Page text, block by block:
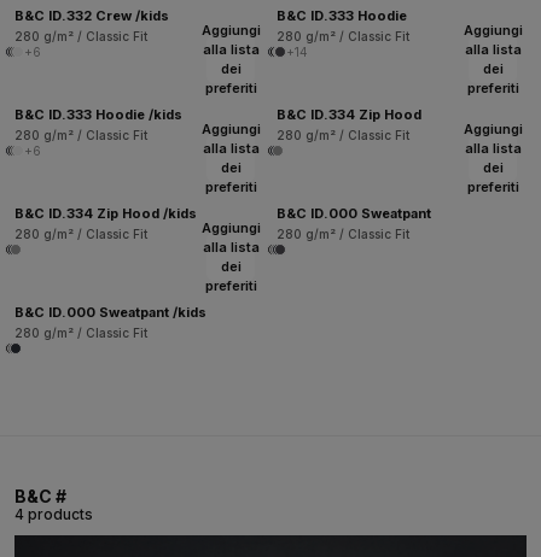
B&C ID.332 Crew /kids
280 g/m² / Classic Fit
+6
B&C ID.333 Hoodie
280 g/m² / Classic Fit
+14
Aggiungi
alla lista
dei
preferiti
B&C ID.333 Hoodie /kids
280 g/m² / Classic Fit
+6
Aggiungi
alla lista
dei
preferiti
B&C ID.334 Zip Hood
280 g/m² / Classic Fit
Aggiungi
alla lista
dei
preferiti
B&C ID.334 Zip Hood /kids
280 g/m² / Classic Fit
Aggiungi
alla lista
dei
preferiti
B&C ID.000 Sweatpant
280 g/m² / Classic Fit
Aggiungi
alla lista
dei
preferiti
B&C ID.000 Sweatpant /kids
280 g/m² / Classic Fit
B&C #
4 products